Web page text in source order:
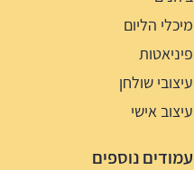
מיכלי הליום
פיניאטות
עיצובי שולחן
עיצוב אישי
עמודים נוספים